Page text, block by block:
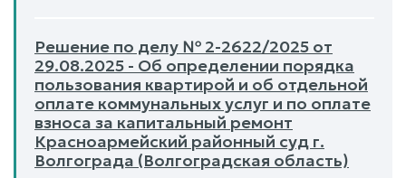
Решение по делу № 2-2622/2025 от
29.08.2025 - Об определении порядка
пользования квартирой и об отдельной
оплате коммунальных услуг и по оплате
взноса за капитальный ремонт
Красноармейский районный суд г.
Волгограда (Волгоградская область)